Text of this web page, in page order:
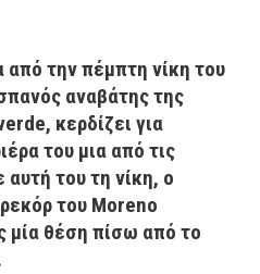
την πέμπτη νίκη του
αναβάτης της
κερδίζει για
του μια από τις
του τη νίκη, ο
του Moreno
μία θέση πίσω από το